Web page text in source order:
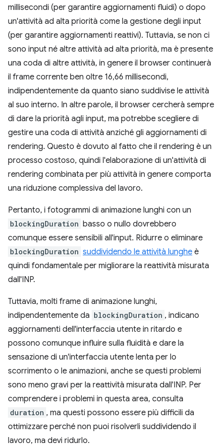
millisecondi (per garantire aggiornamenti fluidi) o dopo
un'attività ad alta priorità come la gestione degli input
(per garantire aggiornamenti reattivi). Tuttavia, se non ci
sono input né altre attività ad alta priorità, ma è presente
una coda di altre attività, in genere il browser continuerà
il frame corrente ben oltre 16,66 millisecondi,
indipendentemente da quanto siano suddivise le attività
al suo interno. In altre parole, il browser cercherà sempre
di dare la priorità agli input, ma potrebbe scegliere di
gestire una coda di attività anziché gli aggiornamenti di
rendering. Questo è dovuto al fatto che il rendering è un
processo costoso, quindi l'elaborazione di un'attività di
rendering combinata per più attività in genere comporta
una riduzione complessiva del lavoro.
Pertanto, i fotogrammi di animazione lunghi con un
blockingDuration basso o nullo dovrebbero
comunque essere sensibili all'input. Ridurre o eliminare
blockingDuration suddividendo le attività lunghe è
quindi fondamentale per migliorare la reattività misurata
dall'INP.
Tuttavia, molti frame di animazione lunghi,
indipendentemente da blockingDuration , indicano
aggiornamenti dell'interfaccia utente in ritardo e
possono comunque influire sulla fluidità e dare la
sensazione di un'interfaccia utente lenta per lo
scorrimento o le animazioni, anche se questi problemi
sono meno gravi per la reattività misurata dall'INP. Per
comprendere i problemi in questa area, consulta
duration , ma questi possono essere più difficili da
ottimizzare perché non puoi risolverli suddividendo il
lavoro, ma devi ridurlo.